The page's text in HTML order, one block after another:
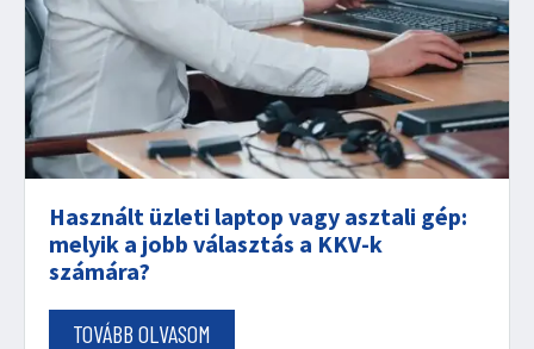
Használt üzleti laptop vagy asztali gép:
melyik a jobb választás a KKV-k
számára?
TOVÁBB OLVASOM